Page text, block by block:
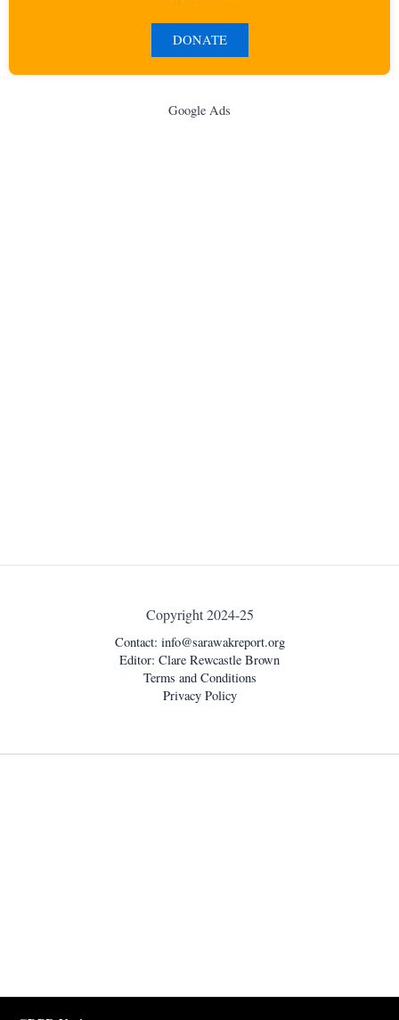
DONATE
Google Ads
Copyright 2024-25
Contact: info@sarawakreport.org
Editor: Clare Rewcastle Brown
Terms and Conditions
Privacy Policy